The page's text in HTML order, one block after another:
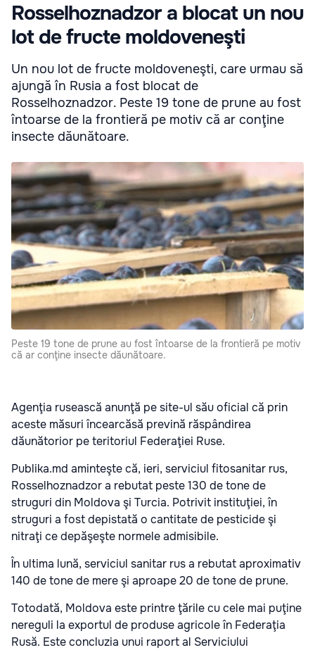
Rosselhoznadzor a blocat un nou
lot de fructe moldoveneşti
Un nou lot de fructe moldoveneşti, care urmau să
ajungă în Rusia a fost blocat de
Rosselhoznadzor. Peste 19 tone de prune au fost
întoarse de la frontieră pe motiv că ar conţine
insecte dăunătoare.
Peste 19 tone de prune au fost întoarse de la frontieră pe motiv
că ar conţine insecte dăunătoare.
Agenţia rusească anunţă pe site-ul său oficial că prin
aceste măsuri încearcăsă prevină răspândirea
dăunătorior pe teritoriul Federaţiei Ruse.
Publika.md aminteşte că, ieri, serviciul fitosanitar rus,
Rosselhoznadzor a rebutat peste 130 de tone de
struguri din Moldova şi Turcia. Potrivit instituţiei, în
struguri a fost depistată o cantitate de pesticide şi
nitraţi ce depăşeşte normele admisibile.
În ultima lună, serviciul sanitar rus a rebutat aproximativ
140 de tone de mere şi aproape 20 de tone de prune.
Totodată, Moldova este printre ţările cu cele mai puţine
nereguli la exportul de produse agricole în Federaţia
Rusă. Este concluzia unui raport al Serviciului